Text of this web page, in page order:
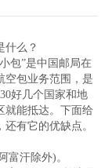
什么？
包”是中国邮局在
空包业务范围，是
好几个国家和地
就能抵达。下面给
有它的优缺点。
汗除外)。